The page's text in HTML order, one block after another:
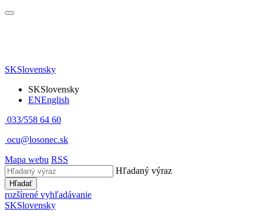
SKSlovensky
SKSlovensky
ENEnglish
033/558 64 60
ocu@losonec.sk
Mapa webu RSS
Hľadaný výraz
Hľadať
rozšírené vyhľadávanie
SKSlovensky